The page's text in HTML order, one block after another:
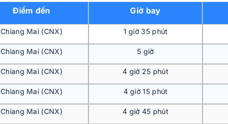
Điểm đến Giờ bay
Chiang Mai (CNX) 1 giờ 35 phút
Chiang Mai (CNX) 5 giờ
Chiang Mai (CNX) 4 giờ 25 phút
Chiang Mai (CNX) 4 giờ 15 phút
Chiang Mai (CNX) 4 giờ 45 phút